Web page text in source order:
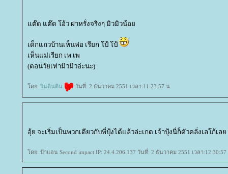
ต๊ด แต๊ด โอ้ว ฝาหรั่งจริงๆ มิวมิวน้อ
เด็กแถวบ้านเห็นพ่อ เรียก โป้ โป้
เห็นแม่เรียก เพ เพ
(ตอนวัยเท่ามิวมิวอ่ะนะ)
ดย: รินตินติน วันที่: 2 ธันวาคม 2551 เวลา:11:23:57 น.
อุ้ย จะเริ่มเป็นพวกเดียวกับพี่ปุ้งได้แล้วล่ะเกด เจ้าปุ้งนี่ก็ตัวคลั่งเลโก้เล
ดย: ป้าแอน Second impact IP: 24.4.206.137 วันที่: 2 ธันวาคม 2551 เวลา